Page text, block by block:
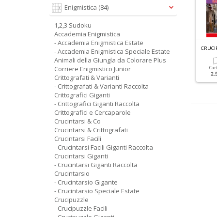
G
RANDI SUDOKU SPECIALE ESTATE N.6
Digitale Cartacea
3.50 €
Enigmistica (84)
1,2,3 Sudoku
Accademia Enigmistica
- Accademia Enigmistica Estate
- Accademia Enigmistica Speciale Estate
Animali della Giungla da Colorare Plus
Corriere Enigmistico Junior
Crittografati & Varianti
- Crittografati & Varianti Raccolta
Crittografici Giganti
- Crittografici Giganti Raccolta
Crittografici e Cercaparole
Crucintarsi & Co
Crucintarsi & Crittografati
Crucintarsi Facili
- Crucintarsi Facili Giganti Raccolta
Crucintarsi Giganti
- Crucintarsi Giganti Raccolta
Crucintarsio
- Crucintarsio Gigante
- Crucintarsio Speciale Estate
Crucipuzzle
- Crucipuzzle Facili